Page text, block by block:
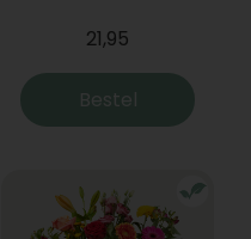
21,95
Bestel